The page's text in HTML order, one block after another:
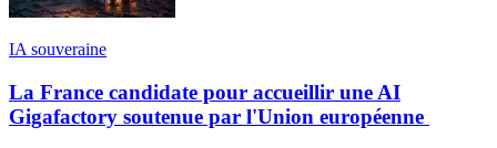
IA souveraine
La France candidate pour accueillir une AI
Gigafactory soutenue par l'Union européenne